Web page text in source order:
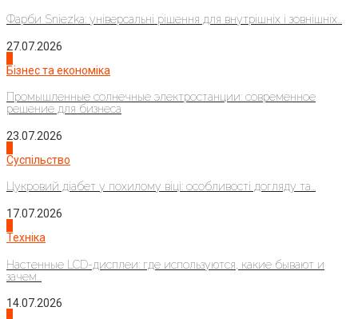
Фарби Sniezka: універсальні рішення для внутрішніх і зовнішніх...
27.07.2026
Бізнес та економіка
Промышленные солнечные электростанции: современное
решение для бизнеса
23.07.2026
Суспільство
Цукровий діабет у похилому віці: особливості догляду та...
17.07.2026
Техніка
Настенные LCD-дисплеи: где используются, какие бывают и
зачем...
14.07.2026